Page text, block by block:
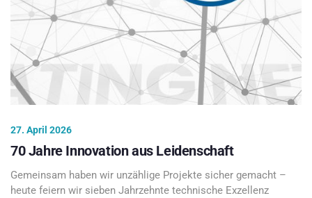
27. April 2026
70 Jahre Innovation aus Leidenschaft
Gemeinsam haben wir unzählige Projekte sicher gemacht –
heute feiern wir sieben Jahrzehnte technische Exzellenz